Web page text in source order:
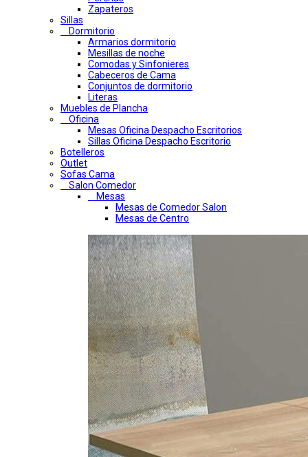
Zapateros
Sillas
Dormitorio
Armarios dormitorio
Mesillas de noche
Comodas y Sinfonieres
Cabeceros de Cama
Conjuntos de dormitorio
Literas
Muebles de Plancha
Oficina
Mesas Oficina Despacho Escritorios
Sillas Oficina Despacho Escritorio
Botelleros
Outlet
Sofas Cama
Salon Comedor
Mesas
Mesas de Comedor Salon
Mesas de Centro